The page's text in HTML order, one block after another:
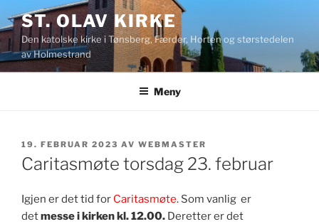
til
innhold
ST. OLAV KIRKE
Den katolske kirke i Tønsberg, Færder, Horten og størstedelen
av Holmestrand
Meny
PUBLISERT
19. FEBRUAR 2023 AV WEBMASTER
Caritasmøte torsdag 23. februar
Igjen er det tid for Caritasmøte. Som vanlig er
detmesse i kirken kl. 12.00. Deretter er det